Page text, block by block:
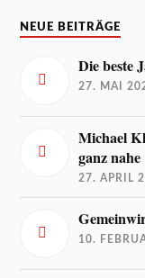
NEUE BEITRÄGE
Die beste
27. MAI
Michael
ganz nahe
27. APRIL
10.